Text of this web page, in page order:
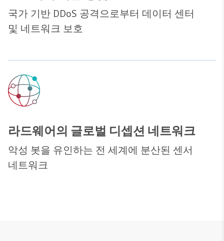
국가 기반 DDoS 공격으로부터 데이터 센터
및 네트워크 보호
라드웨어의 글로벌 디셉션 네트워크
악성 봇을 유인하는 전 세계에 분산된 센서
네트워크